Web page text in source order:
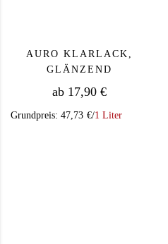
AURO KLARLACK,
GLÄNZEND
ab 17,90 €
Grundpreis: 47,73 €/1 Liter